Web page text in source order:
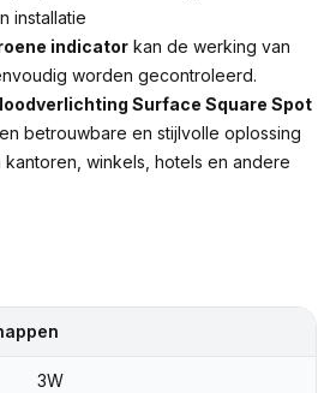
installatie
indicator kan de werking van
worden gecontroleerd.
Surface Square Spot
betrouwbare en stijlvolle oplossing
winkels, hotels en andere
3W